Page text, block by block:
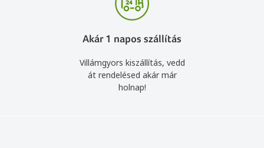
Akár 1 napos szállítás
Villámgyors kiszállítás, vedd
át rendelésed akár már
holnap!